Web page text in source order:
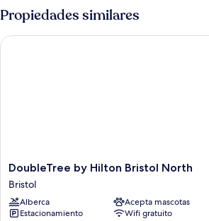
Propiedades similares
DoubleTree
by
Hilton
Bristol
North
DoubleTree by Hilton Bristol North
Bristol
Alberca
Acepta mascotas
Estacionamiento
Wifi gratuito
DoubleTree by Hilton Bristol North